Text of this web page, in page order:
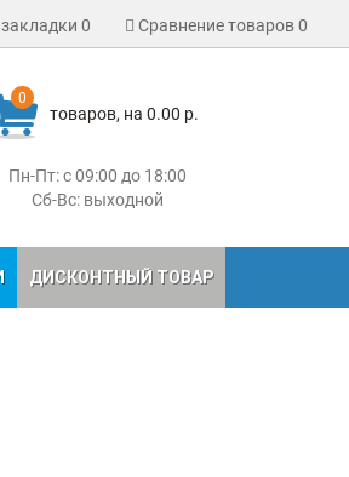
0 Сравнение товаров0
0
товаров, на 0.00 р.
Пн-Пт: с 09:00 до 18:00
Сб-Вс: выходной
ДИСКОНТНЫЙ ТОВАР